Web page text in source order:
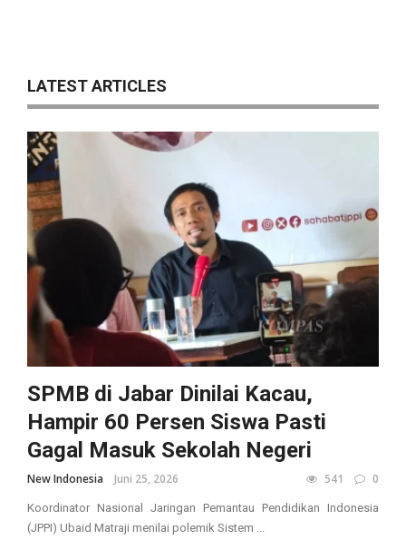
LATEST ARTICLES
SPMB di Jabar Dinilai Kacau,
Hampir 60 Persen Siswa Pasti
Gagal Masuk Sekolah Negeri
New Indonesia Juni 25, 2026 541 0
Koordinator Nasional Jaringan Pemantau Pendidikan Indonesia
(JPPI) Ubaid Matraji menilai polemik Sistem ...